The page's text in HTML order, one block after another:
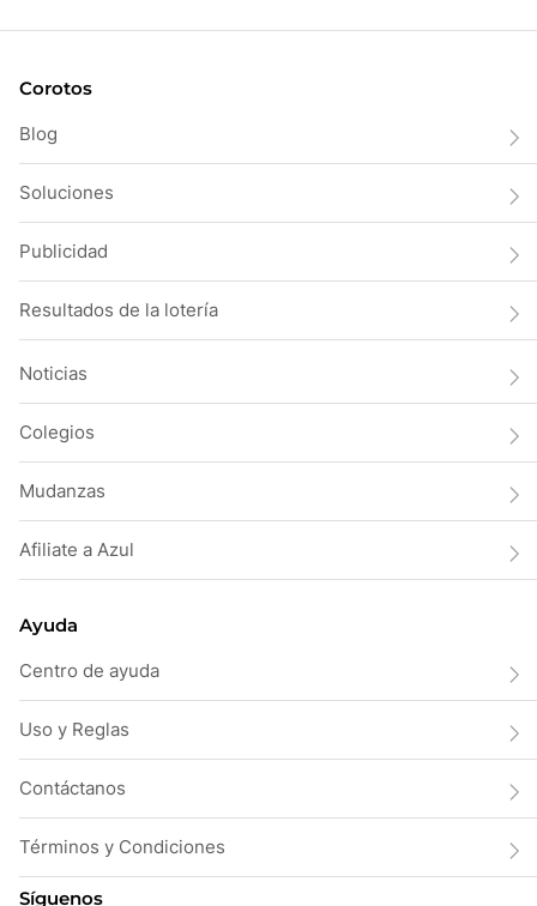
Corotos
Blog
Soluciones
Publicidad
Resultados de la lotería
Noticias
Colegios
Mudanzas
Afiliate a Azul
Ayuda
Centro de ayuda
Uso y Reglas
Contáctanos
Términos y Condiciones
Síguenos